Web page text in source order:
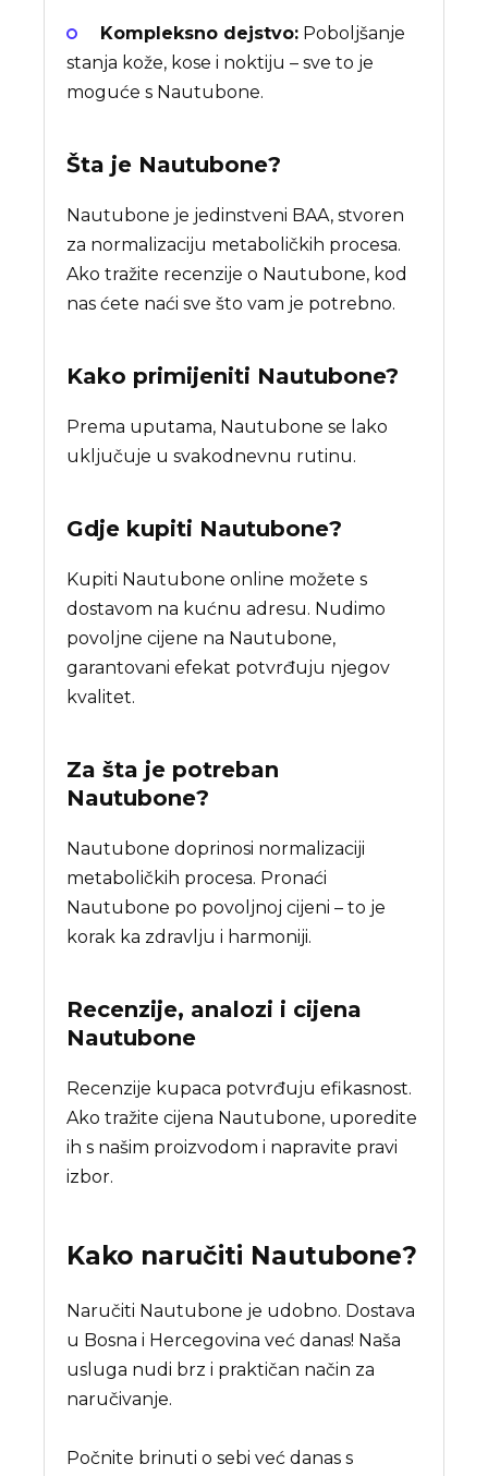
Kompleksno dejstvo: Poboljšanje
stanja kože, kose i noktiju – sve to je
moguće s Nautubone.
Šta je Nautubone?
Nautubone je jedinstveni BAA, stvoren
za normalizaciju metaboličkih procesa.
Ako tražite recenzije o Nautubone, kod
nas ćete naći sve što vam je potrebno.
Kako primijeniti Nautubone?
Prema uputama, Nautubone se lako
uključuje u svakodnevnu rutinu.
Gdje kupiti Nautubone?
Kupiti Nautubone online možete s
dostavom na kućnu adresu. Nudimo
povoljne cijene na Nautubone,
garantovani efekat potvrđuju njegov
kvalitet.
Za šta je potreban
Nautubone?
Nautubone doprinosi normalizaciji
metaboličkih procesa. Pronaći
Nautubone po povoljnoj cijeni – to je
korak ka zdravlju i harmoniji.
Recenzije, analozi i cijena
Nautubone
Recenzije kupaca potvrđuju efikasnost.
Ako tražite cijena Nautubone, uporedite
ih s našim proizvodom i napravite pravi
izbor.
Kako naručiti Nautubone?
Naručiti Nautubone je udobno. Dostava
u Bosna i Hercegovina već danas! Naša
usluga nudi brz i praktičan način za
naručivanje.
Počnite brinuti o sebi već danas s